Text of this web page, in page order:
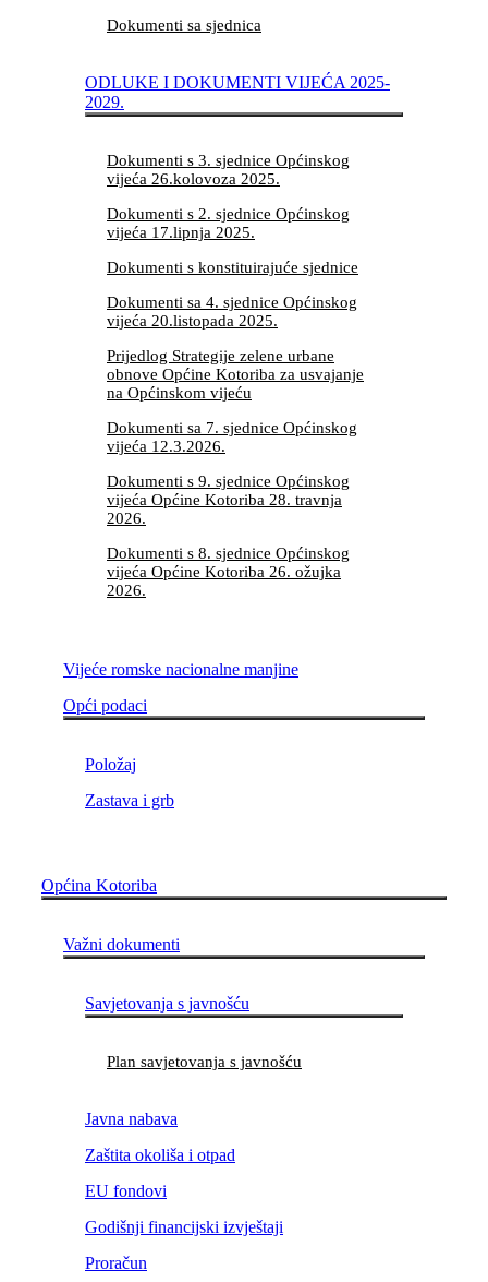
Dokumenti sa sjednica
ODLUKE I DOKUMENTI VIJEĆA 2025-
2029.
Dokumenti s 3. sjednice Općinskog
vijeća 26.kolovoza 2025.
Dokumenti s 2. sjednice Općinskog
vijeća 17.lipnja 2025.
Dokumenti s konstituirajuće sjednice
Dokumenti sa 4. sjednice Općinskog
vijeća 20.listopada 2025.
Prijedlog Strategije zelene urbane
obnove Općine Kotoriba za usvajanje
na Općinskom vijeću
Dokumenti sa 7. sjednice Općinskog
vijeća 12.3.2026.
Dokumenti s 9. sjednice Općinskog
vijeća Općine Kotoriba 28. travnja
2026.
Dokumenti s 8. sjednice Općinskog
vijeća Općine Kotoriba 26. ožujka
2026.
Vijeće romske nacionalne manjine
Opći podaci
Položaj
Zastava i grb
Općina Kotoriba
Važni dokumenti
Savjetovanja s javnošću
Plan savjetovanja s javnošću
Javna nabava
Zaštita okoliša i otpad
EU fondovi
Godišnji financijski izvještaji
Proračun